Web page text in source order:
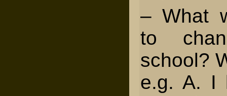
– What
to
school?
e.g. A. I